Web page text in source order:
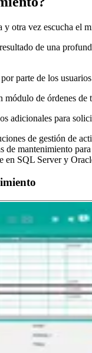
otra vez escucha el
de una
parte de los
módulo de órdenes
adicionales para
de gestión de
de mantenimiento
en SQL Server y